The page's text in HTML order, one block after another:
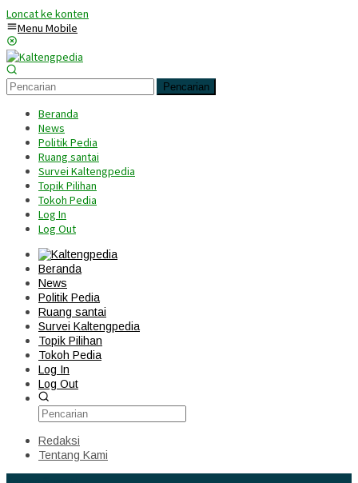
Loncat ke konten
Menu Mobile
Pencarian
Beranda
News
Politik Pedia
Ruang santai
Survei Kaltengpedia
Topik Pilihan
Tokoh Pedia
Log In
Log Out
Beranda
News
Politik Pedia
Ruang santai
Survei Kaltengpedia
Topik Pilihan
Tokoh Pedia
Log In
Log Out
Redaksi
Tentang Kami